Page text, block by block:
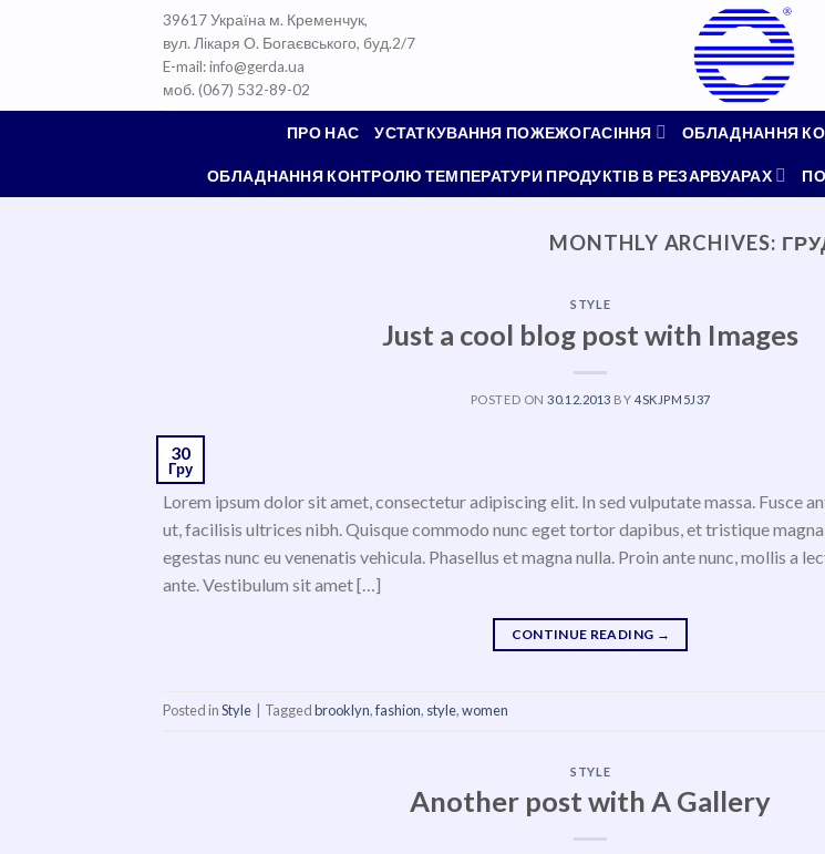
39617 Україна м. Кременчук,
вул. Лікаря О. Богаєвського, буд.2/7
E-mail: info@gerda.ua
моб. (067) 532-89-02
ПРО НАС УСТАТКУВАННЯ ПОЖЕЖОГАСІННЯ ОБЛАДНАННЯ
ОБЛАДНАННЯ КОНТРОЛЮ ТЕМПЕРАТУРИ ПРОДУКТІВ В РЕЗАРВУАРАХ
MONTHLY ARCHIVES:
STYLE
Just a cool blog post with Images
POSTED ON30.12.2013 BY4SKJPM5J37
30
Гру
Lorem ipsum dolor sit amet, consectetur adipiscing elit. In sed vulputate massa. Fusce
ut, facilisis ultrices nibh. Quisque commodo nunc eget tortor dapibus, et tristique magna
egestas nunc eu venenatis vehicula. Phasellus et magna nulla. Proin ante nunc, mollis a
ante. Vestibulum sit amet […]
CONTINUE READING →
Posted inStyle Taggedbrooklyn,fashion, style,women
STYLE
Another post with A Gallery